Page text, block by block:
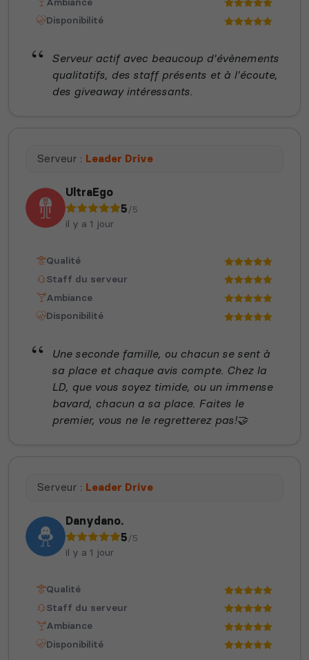
Disponibilité
Serveur actif avec beaucoup d'évènements
qualitatifs, des staff présents et à l'écoute,
des giveaway intéressants.
Serveur : Leader Drive
UltraEgo
5/5
il y a 1 jour
Qualité
Staff du serveur
Ambiance
Disponibilité
Une seconde famille, ou chacun se sent à
sa place et chaque avis compte. Chez la
LD, que vous soyez timide, ou un immense
bavard, chacun a sa place. Faites le
premier, vous ne le regretterez pas!🤝
Serveur : Leader Drive
Danydano.
5/5
il y a 1 jour
Qualité
Staff du serveur
Ambiance
Disponibilité